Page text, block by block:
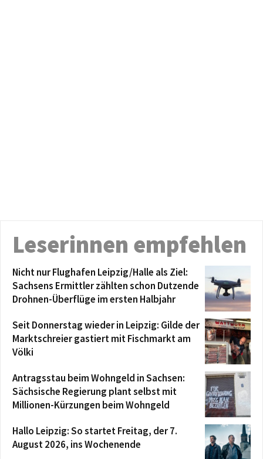
Leserinnen empfehlen
Nicht nur Flughafen Leipzig/Halle als Ziel:
Sachsens Ermittler zählten schon Dutzende
Drohnen-Überflüge im ersten Halbjahr
Seit Donnerstag wieder in Leipzig: Gilde der
Marktschreier gastiert mit Fischmarkt am
Völki
Antragsstau beim Wohngeld in Sachsen:
Sächsische Regierung plant selbst mit
Millionen-Kürzungen beim Wohngeld
Hallo Leipzig: So startet Freitag, der 7.
August 2026, ins Wochenende